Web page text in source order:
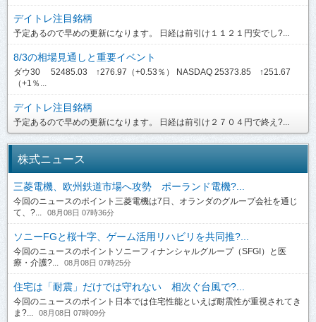
デイトレ注目銘柄
予定あるので早めの更新になります。 日経は前引け１１２１円安でし?...
8/3の相場見通しと重要イベント
ダウ30 52485.03 ↑276.97（+0.53％） NASDAQ 25373.85 ↑251.67
（+1％...
デイトレ注目銘柄
予定あるので早めの更新になります。 日経は前引け２７０４円で終え?...
株式ニュース
三菱電機、欧州鉄道市場へ攻勢 ポーランド電機?...
今回のニュースのポイント三菱電機は7日、オランダのグループ会社を通じ
て、?...
08月08日 07時36分
ソニーFGと桜十字、ゲーム活用リハビリを共同推?...
今回のニュースのポイントソニーフィナンシャルグループ（SFGI）と医
療・介護?...
08月08日 07時25分
住宅は「耐震」だけでは守れない 相次ぐ台風で?...
今回のニュースのポイント日本では住宅性能といえば耐震性が重視されてき
ま?...
08月08日 07時09分